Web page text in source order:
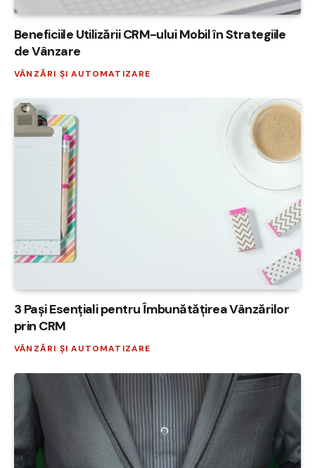
Beneficiile Utilizării CRM-ului Mobil în Strategiile
de Vânzare
VÂNZĂRI ȘI AUTOMATIZARE
3 Pași Esențiali pentru Îmbunătățirea Vânzărilor
prin CRM
VÂNZĂRI ȘI AUTOMATIZARE